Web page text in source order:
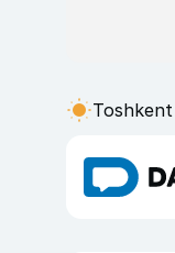
Toshkent